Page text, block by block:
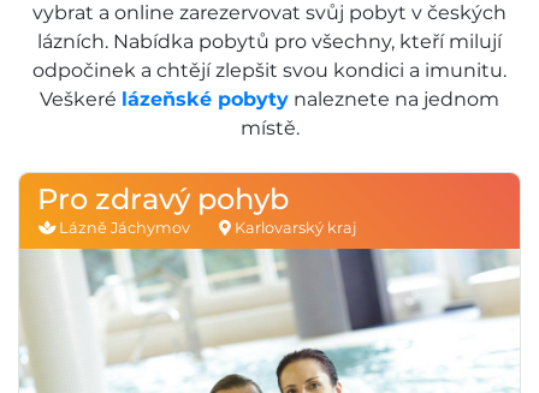
vybrat a online zarezervovat svůj pobyt v českých
lázních. Nabídka pobytů pro všechny, kteří milují
odpočinek a chtějí zlepšit svou kondici a imunitu.
Veškeré lázeňské pobyty naleznete na jednom
místě.
Pro zdravý pohyb
Lázně Jáchymov Karlovarský kraj